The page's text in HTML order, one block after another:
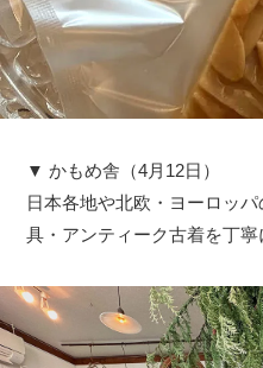
▼ かもめ舎（4月12日）
日本各地や北欧・ヨーロッ
具・アンティーク古着を丁寧